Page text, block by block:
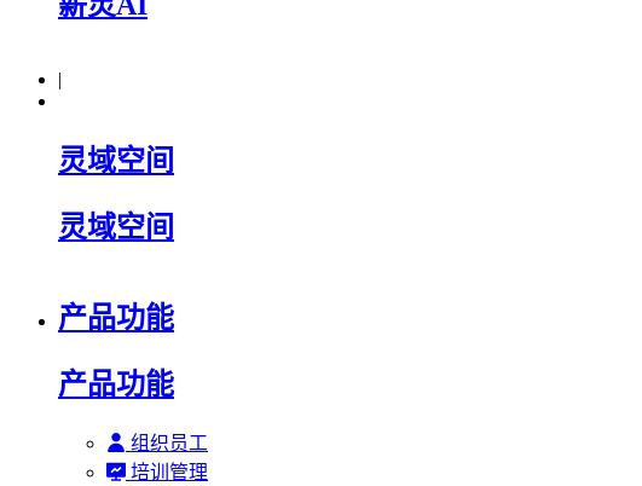
|
灵域空间
灵域空间
产品功能
产品功能
组织员工
培训管理